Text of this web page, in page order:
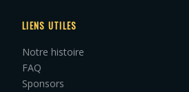
LIENS UTILES
Notre histoire
FAQ
Sponsors